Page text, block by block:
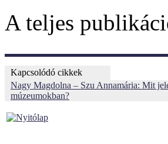
A teljes
Kapcsolódó cikkek
Nagy Magdolna – Szu Annamária: Mit
múzeumokban?